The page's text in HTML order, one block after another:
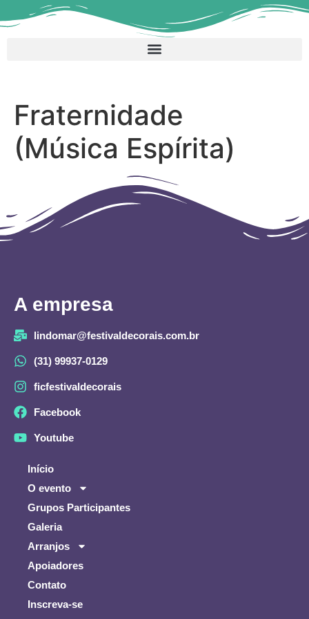
Fraternidade
(Música Espírita)
A empresa
lindomar@festivaldecorais.com.br
(31) 99937-0129
ficfestivaldecorais
Facebook
Youtube
Início
O evento
Grupos Participantes
Galeria
Arranjos
Apoiadores
Contato
Inscreva-se